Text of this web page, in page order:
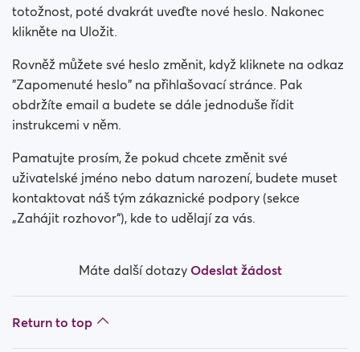
Jak změním svou online viditelnost?
Jak mohu změnit své uživatelské jméno?
totožnost, poté dvakrát uveďte nové heslo. Nakonec
klikněte na Uložit.
Rovněž můžete své heslo změnit, když kliknete na odkaz
"Zapomenuté heslo" na přihlašovací stránce. Pak
obdržíte email a budete se dále jednoduše řídit
instrukcemi v něm.
Pamatujte prosím, že pokud chcete změnit své
uživatelské jméno nebo datum narození, budete muset
kontaktovat náš tým zákaznické podpory (sekce
„Zahájit rozhovor“), kde to udělají za vás.
Máte další dotazy Odeslat žádost
Return to top